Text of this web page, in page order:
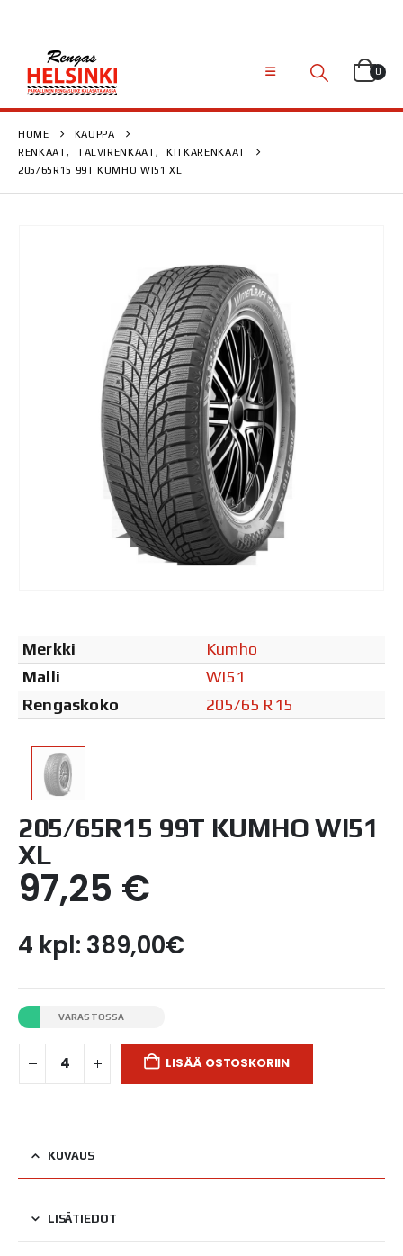
0
HOME
KAUPPA
RENKAAT, TALVIRENKAAT,
KITKARENKAAT
205/65R15 99T KUMHO WI51 XL
Merkki
Kumho
Malli
WI51
Rengaskoko
205/65 R15
205/65R15 99T KUMHO WI51
XL
97,25 €
4 kpl: 389,00€
VARASTOSSA
LISÄÄ OSTOSKORIIN
KUVAUS
LISÄTIEDOT